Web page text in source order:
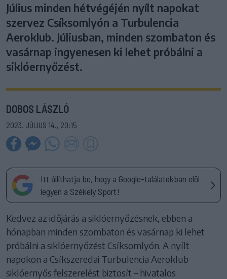
Július minden hétvégéjén nyílt napokat
szervez Csíksomlyón a Turbulencia
Aeroklub. Júliusban, minden szombaton és
vasárnap ingyenesen ki lehet próbálni a
siklóernyőzést.
DOBOS LÁSZLÓ
2023. JÚLIUS 14., 20:15
Itt állíthatja be, hogy a Google-találatokban elöl
legyen a Székely Sport!
Kedvez az időjárás a siklóernyőzésnek, ebben a
hónapban minden szombaton és vasárnap ki lehet
próbálni a siklóernyőzést Csíksomlyón. A nyílt
napokon a Csíkszeredai Turbulencia Aeroklub
siklóernyős felszerelést biztosít – hivatalos